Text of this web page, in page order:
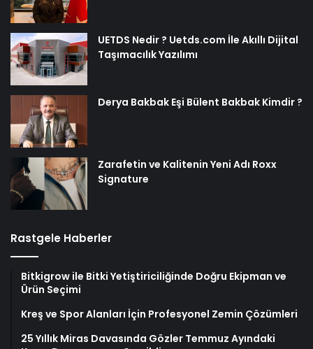
UETDS Nedir ? Uetds.com İle Akıllı Dijital
Taşımacılık Yazılımı
Derya Bakbak Eşi Bülent Bakbak Kimdir ?
Zarafetin ve Kalitenin Yeni Adı Roxx
Signature
Rastgele Haberler
Bitkigrow ile Bitki Yetiştiriciliğinde Doğru Ekipman ve
Ürün Seçimi
Kreş ve Spor Alanları İçin Profesyonel Zemin Çözümleri
25 Yıllık Miras Davasında Gözler Temmuz Ayındaki